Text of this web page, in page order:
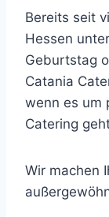
Bereits seit
Hessen
Geburtstag
Catania
wenn es um
Catering
Wir machen